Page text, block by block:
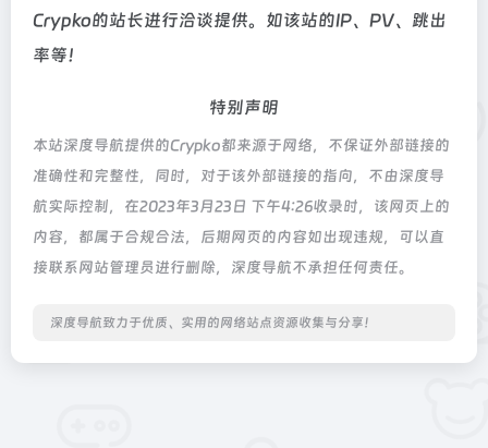
Crypko的站长进行洽谈提供。如该站的IP、PV、跳出
率等！
特别声明
本站深度导航提供的Crypko都来源于网络，不保证外部链接的
准确性和完整性，同时，对于该外部链接的指向，不由深度导
航实际控制，在2023年3月23日 下午4:26收录时，该网页上的
内容，都属于合规合法，后期网页的内容如出现违规，可以直
接联系网站管理员进行删除，深度导航不承担任何责任。
深度导航致力于优质、实用的网络站点资源收集与分享！